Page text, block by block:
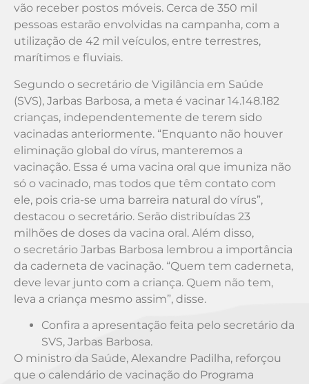
vão receber postos móveis. Cerca de 350 mil
pessoas estarão envolvidas na campanha, com a
utilização de 42 mil veículos, entre terrestres,
marítimos e fluviais.
Segundo o secretário de Vigilância em Saúde
(SVS), Jarbas Barbosa, a meta é vacinar 14.148.182
crianças, independentemente de terem sido
vacinadas anteriormente. “Enquanto não houver
eliminação global do vírus, manteremos a
vacinação. Essa é uma vacina oral que imuniza não
só o vacinado, mas todos que têm contato com
ele, pois cria-se uma barreira natural do vírus”,
destacou o secretário. Serão distribuídas 23
milhões de doses da vacina oral. Além disso,
o secretário Jarbas Barbosa lembrou a importância
da caderneta de vacinação. “Quem tem caderneta,
deve levar junto com a criança. Quem não tem,
leva a criança mesmo assim”, disse.
Confira a apresentação feita pelo secretário da
SVS, Jarbas Barbosa.
O ministro da Saúde, Alexandre Padilha, reforçou
que o calendário de vacinação do Programa